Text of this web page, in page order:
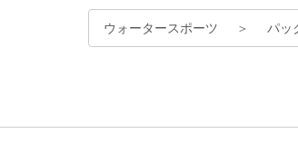
ウォータースポーツ ＞ パッ